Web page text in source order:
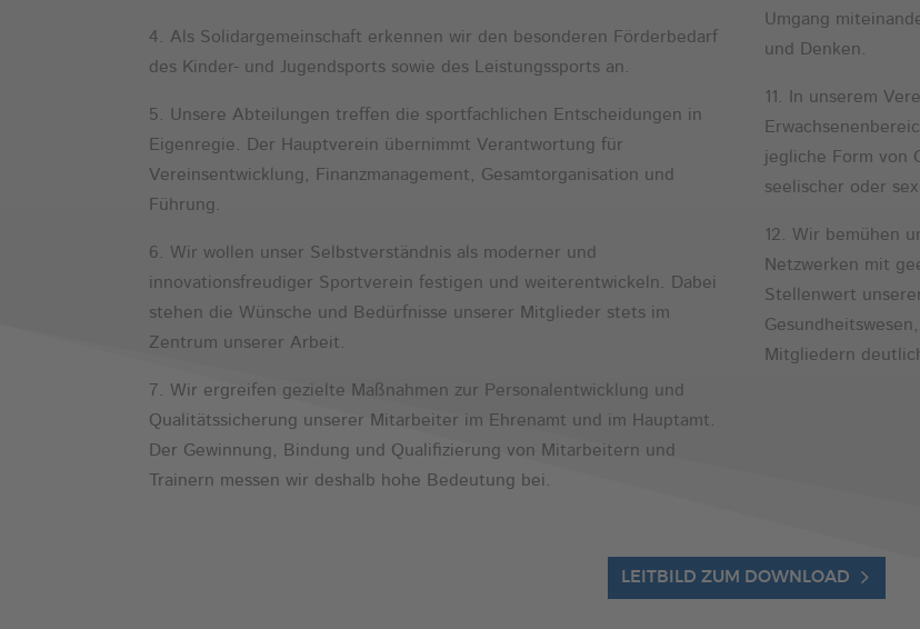
4. Als Solidargemeinschaft erkennen wir den besonderen Förderbedarf
des Kinder- und Jugendsports sowie des Leistungssports an.
5. Unsere Abteilungen treffen die sportfachlichen Entscheidungen in
Eigenregie. Der Hauptverein übernimmt Verantwortung für
Vereinsentwicklung, Finanzmanagement, Gesamtorganisation und
Führung.
6. Wir wollen unser Selbstverständnis als moderner und
innovationsfreudiger Sportverein festigen und weiterentwickeln. Dabei
stehen die Wünsche und Bedürfnisse unserer Mitglieder stets im
Zentrum unserer Arbeit.
7. Wir ergreifen gezielte Maßnahmen zur Personalentwicklung und
Qualitätssicherung unserer Mitarbeiter im Ehrenamt und im Hauptamt.
Der Gewinnung, Bindung und Qualifizierung von Mitarbeitern und
Trainern messen wir deshalb hohe Bedeutung bei.
Umgang
und Denken.
11. In unserem
jegliche Form von
seelischer oder
12. Wir bemühen
Netzwerken mit
Stellenwert
Mitgliedern
LEITBILD ZUM DOWNLOAD